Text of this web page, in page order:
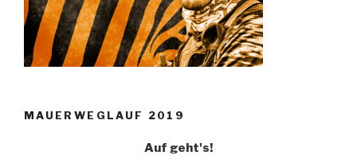
MAUERWEGLAUF 2019
Auf geht's!